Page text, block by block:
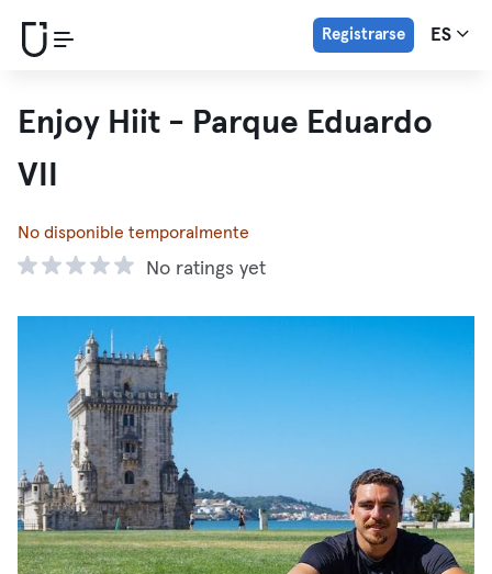
Registrarse ES
Enjoy Hiit - Parque Eduardo
VII
No disponible temporalmente
No ratings yet